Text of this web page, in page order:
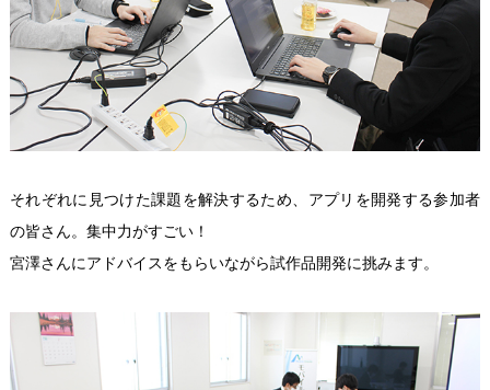
それぞれに見つけた課題を解決するため、アプリを開発する参加者
の皆さん。集中力がすごい！
宮澤さんにアドバイスをもらいながら試作品開発に挑みます。